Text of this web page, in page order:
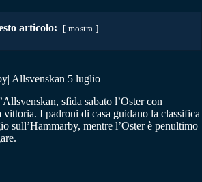
articolo: mostra
Allsvenskan 5 luglio
sfida sabato l’Oster con
I padroni di casa guidano la classifica
sull’Hammarby, mentre l’Oster è penultimo